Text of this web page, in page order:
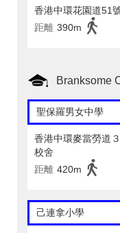
香港中環花園道51
距離 390m
Branksome
聖保羅男女中學
香港中環麥當勞道
校舍
距離 420m
己連拿小學